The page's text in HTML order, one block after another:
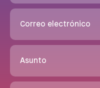
Correo electrónico
Asunto